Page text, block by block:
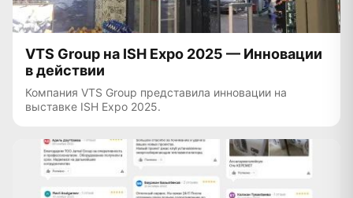
VTS Group на ISH Expo 2025 — Инновации
в действии
Компания VTS Group представила инновации на
выставке ISH Expo 2025.